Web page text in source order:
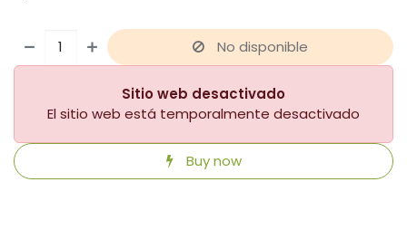
No disponible
Sitio web desactivado
El sitio web está temporalmente desactivado
Buy now